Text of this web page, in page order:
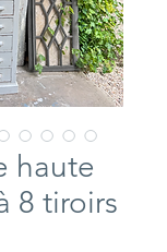
haute
8 tiroirs